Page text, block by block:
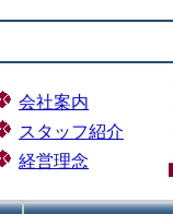
会社案内
スタッフ紹介
経営理念